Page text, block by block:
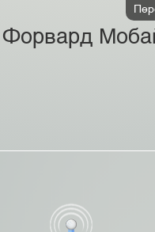
Форвард